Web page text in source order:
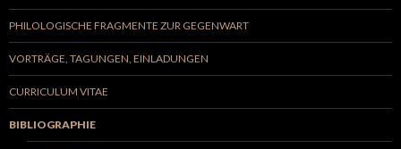
PHILOLOGISCHE FRAGMENTE ZUR GEGENWART
VORTRÄGE, TAGUNGEN, EINLADUNGEN
CURRICULUM VITAE
BIBLIOGRAPHIE